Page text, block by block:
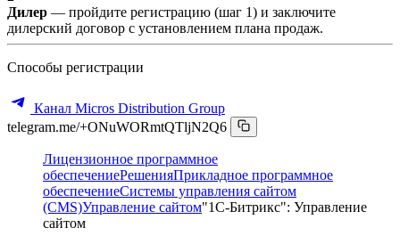
Дилер — пройдите регистрацию (шаг 1) и заключите
дилерский договор с установлением плана продаж.
Способы регистрации
Канал Micros Distribution Group
telegram.me/+ONuWORmtQTljN2Q6
Лицензионное программное
обеспечениеРешенияПрикладное программное
обеспечениеСистемы управления сайтом
(CMS)Управление сайтом"1С-Битрикс": Управление
сайтом